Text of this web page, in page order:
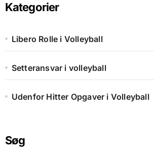
Kategorier
Libero Rolle i Volleyball
Setteransvar i volleyball
Udenfor Hitter Opgaver i Volleyball
Søg